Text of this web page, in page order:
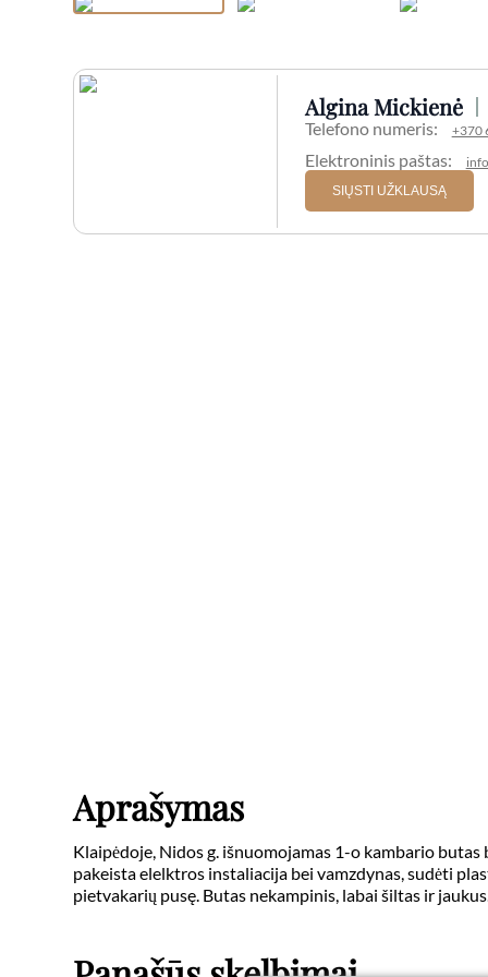
Algina Mickienė |
Telefono numeris: +370
Elektroninis paštas:
SIŲSTI UŽKLAUSĄ
Aprašymas
Klaipėdoje, Nidos g. išnuomojamas 1-o kambario
pakeista elelktros instaliacija bei vamzdynas, sudėti
pietvakarių pusę. Butas nekampinis, labai šiltas ir